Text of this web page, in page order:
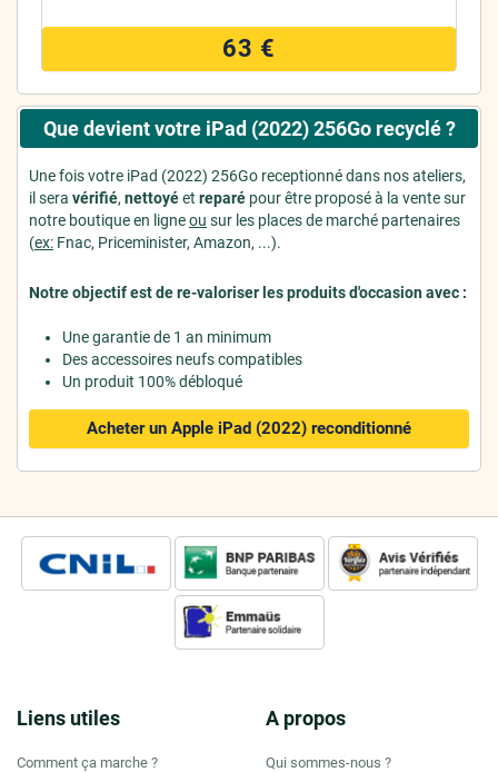
63 €
Que devient votre iPad (2022) 256Go recyclé ?
Une fois votre iPad (2022) 256Go receptionné dans nos ateliers,
il sera vérifié, nettoyéet reparé pour être proposé à la vente sur
notre boutique en ligneou sur les places de marché partenaires
(ex: Fnac, Priceminister, Amazon, ...).
Notre objectif est de re-valoriser les produits d'occasion avec :
Une garantie de 1 an minimum
Des accessoires neufs compatibles
Un produit 100% débloqué
Acheter un Apple iPad (2022) reconditionné
Liens utiles
Comment ça marche ?
A propos
Qui sommes-nous ?